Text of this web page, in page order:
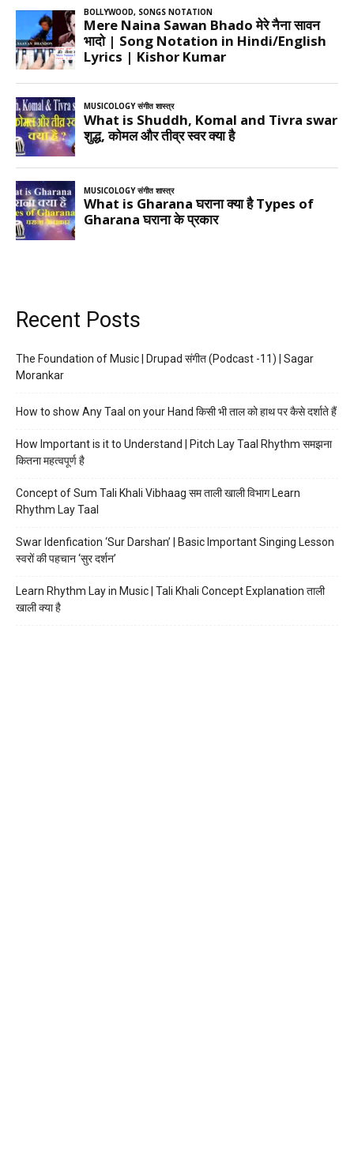
Recent Posts
The Foundation of Music | Drupad संगीत (Podcast -11) | Sagar
Morankar
How to show Any Taal on your Hand किसी भी ताल को हाथ पर कैसे दर्शाते हैं
How Important is it to Understand | Pitch Lay Taal Rhythm समझना
कितना महत्वपूर्ण है
Concept of Sum Tali Khali Vibhaag सम ताली खाली विभाग Learn
Rhythm Lay Taal
Swar Idenfication ‘Sur Darshan’ | Basic Important Singing Lesson
स्वरों की पहचान ‘सुर दर्शन’
Learn Rhythm Lay in Music | Tali Khali Concept Explanation ताली
खाली क्या है